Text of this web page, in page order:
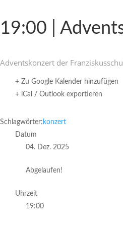
19:00 |
Advents­kon­zert der
+ Zu Google Kalender hinzufügen
+ iCal / Outlook exportieren
Schlagwörter: konzert
Datum
04. Dez. 2025
Abgelaufen!
Uhrzeit
19:00